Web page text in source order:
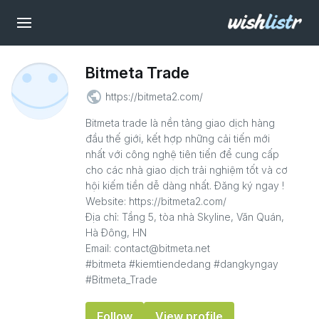
Bitmeta Trade
public https://bitmeta2.com/
Bitmeta trade là nền tảng giao dịch hàng
đầu thế giới, kết hợp những cải tiến mới
nhất với công nghệ tiên tiến để cung cấp
cho các nhà giao dịch trải nghiệm tốt và cơ
hội kiếm tiền dễ dàng nhất. Đăng ký ngay !
Website: https://bitmeta2.com/
Địa chỉ: Tầng 5, tòa nhà Skyline, Văn Quán,
Hà Đông, HN
Email: contact@bitmeta.net
#bitmeta #kiemtiendedang #dangkyngay
#Bitmeta_Trade
Follow View profile